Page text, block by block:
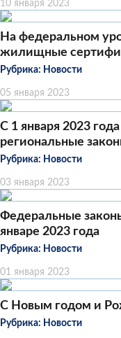
10 января 2023
На федеральном
жилищные
Рубрика: Новости
05 января 2023
С 1 января 2023
региональные
Рубрика: Новости
03 января 2023
Федеральные
январе 2023 года
Рубрика: Новости
01 января 2023
С Новым годом и
Рубрика: Новости